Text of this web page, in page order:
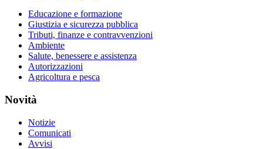
Educazione e formazione
Giustizia e sicurezza pubblica
Tributi, finanze e contravvenzioni
Ambiente
Salute, benessere e assistenza
Autorizzazioni
Agricoltura e pesca
Novità
Notizie
Comunicati
Avvisi